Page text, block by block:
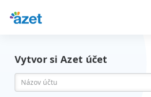
Vytvor si Azet účet